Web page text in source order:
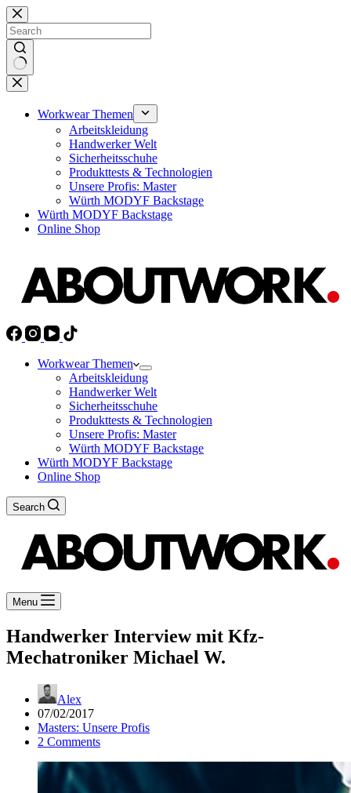
Skip
to
content
No
results
Workwear Themen
Arbeitskleidung
Handwerker Welt
Sicherheitsschuhe
Produkttests & Technologien
Unsere Profis: Master
Würth MODYF Backstage
Würth MODYF Backstage
Online Shop
Workwear Themen
Arbeitskleidung
Handwerker Welt
Sicherheitsschuhe
Produkttests & Technologien
Unsere Profis: Master
Würth MODYF Backstage
Würth MODYF Backstage
Online Shop
Search
Menu
Handwerker Interview mit Kfz-
Mechatroniker Michael W.
Alex
07/02/2017
Masters: Unsere Profis
2 Comments